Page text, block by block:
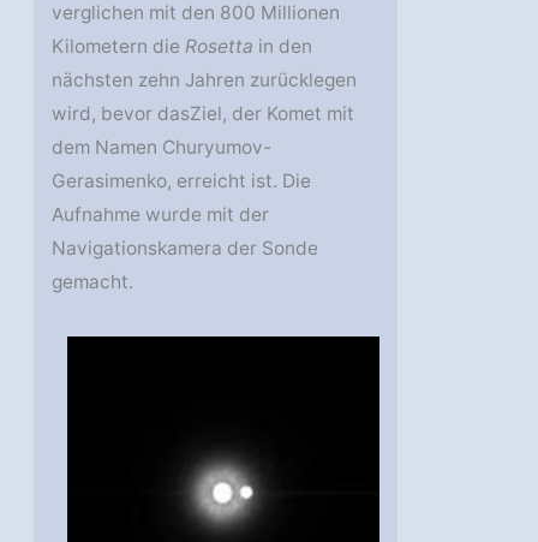
verglichen mit den 800 Millionen
Kilometern dieRosetta in den
nächsten zehn Jahren zurücklegen
wird, bevor dasZiel, der Komet mit
dem Namen Churyumov-
Gerasimenko, erreicht ist. Die
Aufnahme wurde mit der
Navigationskamera der Sonde
gemacht.